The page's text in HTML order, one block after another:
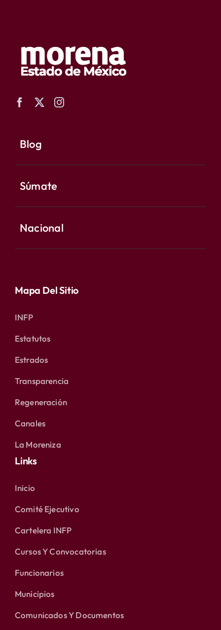
Blog
Súmate
Nacional
Mapa Del Sitio
INFP
Estatutos
Estrados
Transparencia
Regeneración
Canales
La Moreniza
Links
Inicio
Comité Ejecutivo
Cartelera INFP
Cursos Y Convocatorias
Funcionarios
Municipios
Comunicados Y Documentos